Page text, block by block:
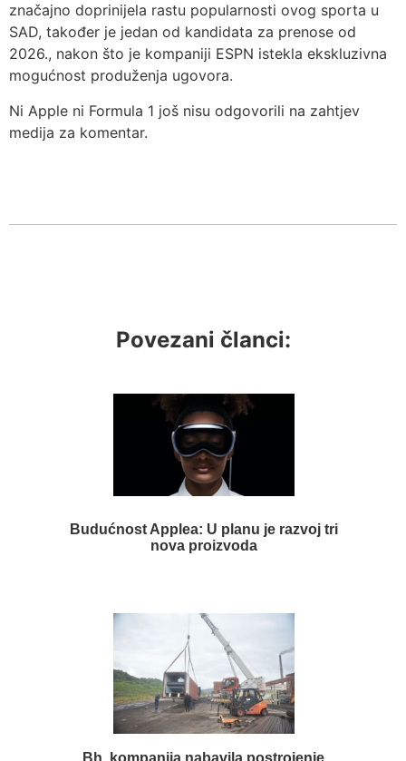
značajno doprinijela rastu popularnosti ovog sporta u
SAD, također je jedan od kandidata za prenose od
2026., nakon što je kompaniji ESPN istekla ekskluzivna
mogućnost produženja ugovora.
Ni Apple ni Formula 1 još nisu odgovorili na zahtjev
medija za komentar.
Povezani članci:
Budućnost Applea: U planu je razvoj tri
nova proizvoda
Bh. kompanija nabavila postrojenje